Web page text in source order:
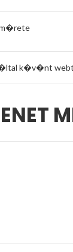
k�v�nt